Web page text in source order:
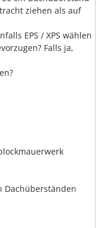
ziehen als auf
EPS / XPS wählen
Falls ja,
Dachüberständen